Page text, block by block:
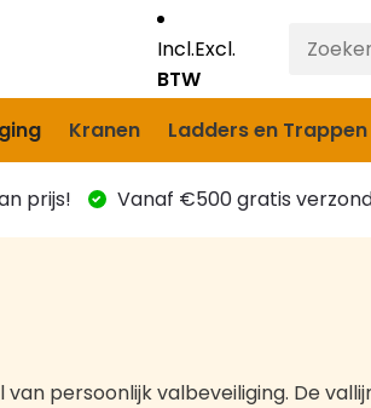
Incl.Excl.
BTW
Kranen Ladders en Trappen
prijs! Vanaf €500 gratis
persoonlijk valbeveiliging. De